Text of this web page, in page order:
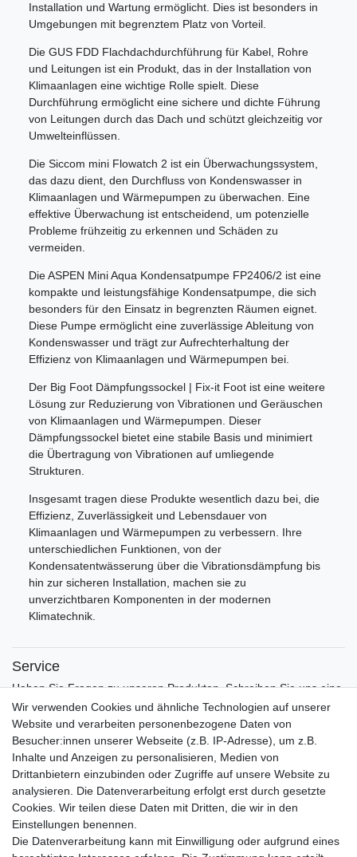
Installation und Wartung ermöglicht. Dies ist besonders in
Umgebungen mit begrenztem Platz von Vorteil.
Die GUS FDD Flachdachdurchführung für Kabel, Rohre
und Leitungen ist ein Produkt, das in der Installation von
Klimaanlagen eine wichtige Rolle spielt. Diese
Durchführung ermöglicht eine sichere und dichte Führung
von Leitungen durch das Dach und schützt gleichzeitig vor
Umwelteinflüssen.
Die Siccom mini Flowatch 2 ist ein Überwachungssystem,
das dazu dient, den Durchfluss von Kondenswasser in
Klimaanlagen und Wärmepumpen zu überwachen. Eine
effektive Überwachung ist entscheidend, um potenzielle
Probleme frühzeitig zu erkennen und Schäden zu
vermeiden.
Die ASPEN Mini Aqua Kondensatpumpe FP2406/2 ist eine
kompakte und leistungsfähige Kondensatpumpe, die sich
besonders für den Einsatz in begrenzten Räumen eignet.
Diese Pumpe ermöglicht eine zuverlässige Ableitung von
Kondenswasser und trägt zur Aufrechterhaltung der
Effizienz von Klimaanlagen und Wärmepumpen bei.
Der Big Foot Dämpfungssockel | Fix-it Foot ist eine weitere
Lösung zur Reduzierung von Vibrationen und Geräuschen
von Klimaanlagen und Wärmepumpen. Dieser
Dämpfungssockel bietet eine stabile Basis und minimiert
die Übertragung von Vibrationen auf umliegende
Strukturen.
Insgesamt tragen diese Produkte wesentlich dazu bei, die
Effizienz, Zuverlässigkeit und Lebensdauer von
Klimaanlagen und Wärmepumpen zu verbessern. Ihre
unterschiedlichen Funktionen, von der
Kondensatentwässerung über die Vibrationsdämpfung bis
hin zur sicheren Installation, machen sie zu
unverzichtbaren Komponenten in der modernen
Klimatechnik.
Service
Haben Sie Fragen zu unseren Produkten. Schreiben Sie uns eine
Nachricht!
Shop Service
Kontakt
B2B-Shop Übersicht
B2B-Marken-Shop
Versand und Zahlungsbedingungen
Rückgabe / Widerrufsbelehrung
Retouren
AGB
Wir verwenden Cookies und ähnliche Technologien auf unserer
Website und verarbeiten personenbezogene Daten von
Besucher:innen unserer Webseite (z.B. IP-Adresse), um z.B.
Inhalte und Anzeigen zu personalisieren, Medien von
Drittanbietern einzubinden oder Zugriffe auf unsere Website zu
analysieren. Die Datenverarbeitung erfolgt erst durch gesetzte
Cookies. Wir teilen diese Daten mit Dritten, die wir in den
Einstellungen benennen.
Die Datenverarbeitung kann mit Einwilligung oder aufgrund eines